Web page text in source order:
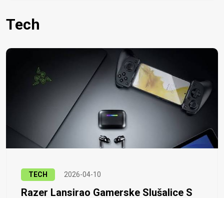
Tech
TECH 2026-04-10
Razer Lansirao Gamerske Slušalice S